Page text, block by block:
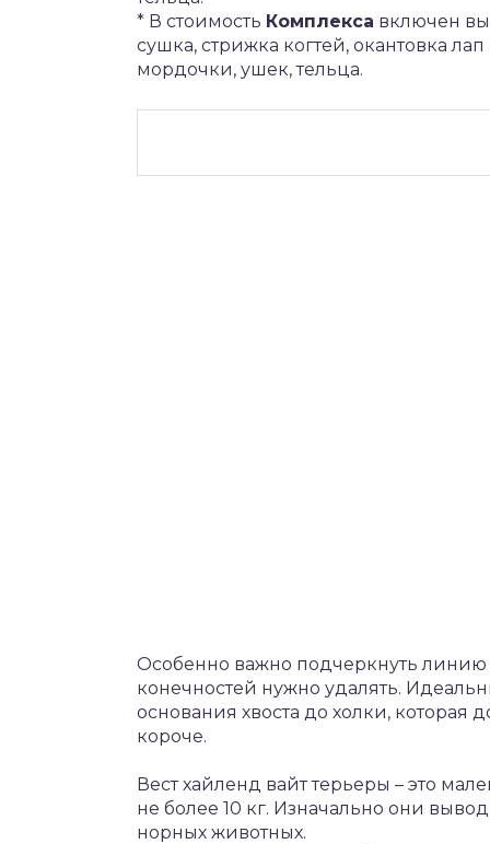
* В стоимость Комплекса включен
сушка, стрижка когтей, окантовка
мордочки, ушек, тельца.
Особенно важно подчеркнуть линию
конечностей нужно удалять.
основания хвоста до холки,
короче.
Вест хайленд вайт терьеры – это
не более 10 кг. Изначально они
норных животных.